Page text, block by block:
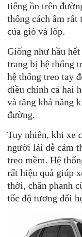
tiếng ồn trên
thống cách âm
của gió và lốp.
Giống như hầu
trang bị hệ thống
hệ thống treo tay
điều chỉnh cả hai
và tăng khả năng
đường.
Tuy nhiên, khi xe
người lái dễ cảm
treo mềm. Hệ
rất hiệu quả giúp
thời, chân phanh
tốc độ tương đối